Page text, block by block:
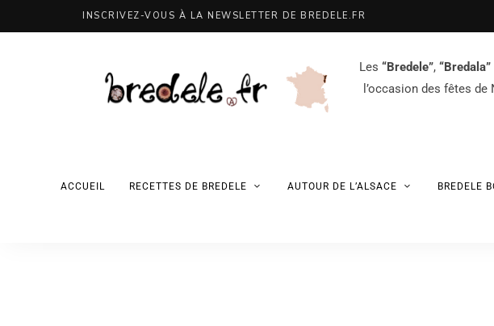
INSCRIVEZ-VOUS À LA NEWSLETTER DE BREDELE.FR
Les“Bredele”,“Bredala”
l’occasion des fêtes
ACCUEIL RECETTES DE BREDELE AUTOUR DE L’ALSACE BREDELE